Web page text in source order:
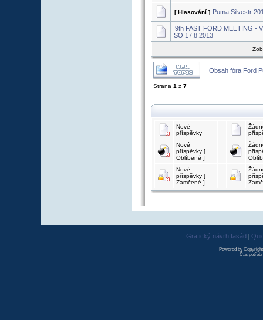
[ Hlasování ] Puma Silvestr
9th FAST FORD MEETING -
SO 17.8.2013
Obsah fóra Ford
Strana 1 z 7
Nové
příspěvky
Nové
příspěvky [
Oblíbené ]
Nové
příspěvky [
Zamčené ]
Grafický návrh fasád
Powered by
Čas